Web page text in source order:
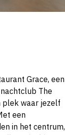
Grace, een
The
plek waar jezelf
een
in het centrum,